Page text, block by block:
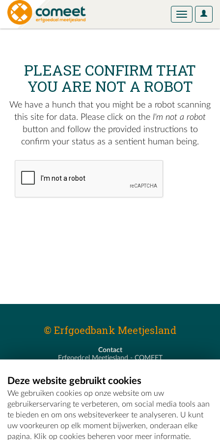
User
Toggle
PLEASE CONFIRM THAT
YOU ARE NOT A ROBOT
We have a hunch that you might be a robot scanning
this site for data. Please click on the I'm not a robot
button and follow the provided instructions to
confirm your status as a sentient human being.
© Erfgoedbank Meetjesland
Contact
Erfgoedcel Meetjesland - COMEET
T - 09 373 75 96
E -erfgoedcel@comeet.be
Deze website gebruikt cookies
We gebruiken cookies op onze website om uw
gebruikerservaring te verbeteren, om social media tools aan
te bieden en om ons websiteverkeer te analyseren. U kunt
uw voorkeuren op elk moment bijwerken, onderaan elke
pagina. Klik op cookies beheren voor meer informatie.